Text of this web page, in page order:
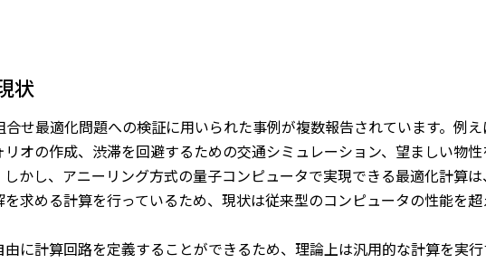
状
合せ最適化問題への検証に用いられた事例が複数報告されています。例
オの作成、渋滞を回避するための交通シミュレーション、望ましい物
かし、アニーリング方式の量子コンピュータで実現できる最適化計算
求める計算を行っているため、現状は従来型のコンピュータの性能を
に計算回路を定義することができるため、理論上は汎用的な計算を実